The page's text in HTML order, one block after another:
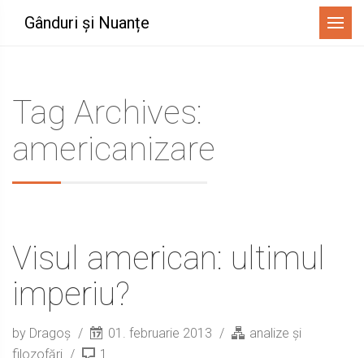
Gânduri și Nuanțe Menu
Tag Archives:
americanizare
Visul american: ultimul
imperiu?
by Dragoș 01. februarie 2013
analize și
filozofări
1